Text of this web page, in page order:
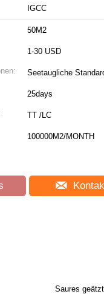
IGCC
50M2
1-30 USD
Seetaugliche
25days
TT /LC
100000M2/MONTH
Saures